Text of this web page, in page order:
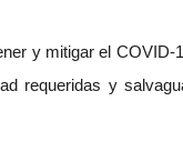
y mitigar el COVID-
requeridas y